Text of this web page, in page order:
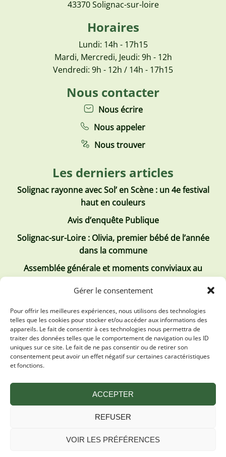
Gérer le consentement
Pour offrir les meilleures expériences, nous utilisons des technologies
telles que les cookies pour stocker et/ou accéder aux informations des
appareils. Le fait de consentir à ces technologies nous permettra de
traiter des données telles que le comportement de navigation ou les ID
uniques sur ce site. Le fait de ne pas consentir ou de retirer son
consentement peut avoir un effet négatif sur certaines caractéristiques
et fonctions.
ACCEPTER
REFUSER
VOIR LES PRÉFÉRENCES
43370 Solignac-sur-loire
Horaires
Lundi: 14h - 17h15
Mardi, Mercredi, Jeudi: 9h - 12h
Vendredi: 9h - 12h / 14h - 17h15
Nous contacter
Nous écrire
Nous appeler
Nous trouver
Les derniers articles
Solignac rayonne avec Sol’ en Scène : un 4e festival
haut en couleurs
Avis d’enquête Publique
Solignac-sur-Loire : Olivia, premier bébé de l’année
dans la commune
Assemblée générale et moments conviviaux au
Club Tous ensemble
Les derniers comptes rendus
Conseil municipal 2 juillet 2026
Conseil Municipal du 30 avril 2026